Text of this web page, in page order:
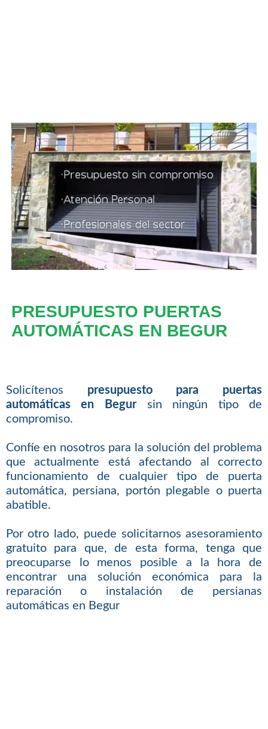
PRESUPUESTO PUERTAS
AUTOMÁTICAS EN BEGUR
Solicítenos presupuesto para puertas
automáticas en Begursin ningún tipo de
compromiso.
Confíe en nosotros para la solución del problema
que actualmente está afectando al correcto
funcionamiento de cualquier tipo de puerta
automática, persiana, portón plegable o puerta
abatible.
Por otro lado, puede solicitarnos asesoramiento
gratuito para que, de esta forma, tenga que
preocuparse lo menos posible a la hora de
encontrar una solución económica para la
reparación o instalación de persianas
automáticas en Begur